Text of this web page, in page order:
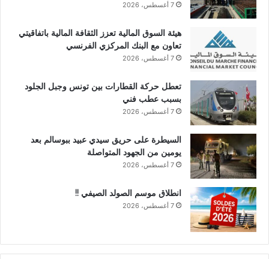
7 أغسطس، 2026
هيئة السوق المالية تعزز الثقافة المالية باتفاقيتي
تعاون مع البنك المركزي الفرنسي
7 أغسطس، 2026
تعطل حركة القطارات بين تونس وجبل الجلود
بسبب عطب فني
7 أغسطس، 2026
السيطرة على حريق سيدي عبيد ببوسالم بعد
يومين من الجهود المتواصلة
7 أغسطس، 2026
انطلاق موسم الصولد الصيفي !!
7 أغسطس، 2026